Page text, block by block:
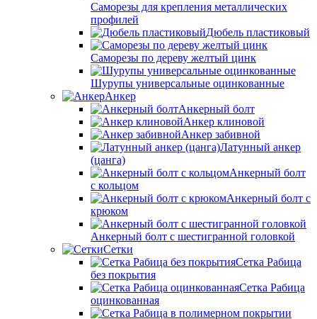
Саморезы для крепления металлических
профилей
Дюбель пластиковый
Саморезы по дереву желтый цинк
Шурупы универсальные оцинкованные
Анкер
Анкерный болт
Анкер клиновой
Анкер забивной
Латунный анкер
(цанга)
Анкерный болт
с кольцом
Анкерный болт с
крюком
Анкерный болт с шестигранной головкой
Сетки
Сетка Рабица
без покрытия
Сетка Рабица
оцинкованная